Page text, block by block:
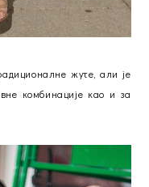
жутe, али је
комбинације као и за